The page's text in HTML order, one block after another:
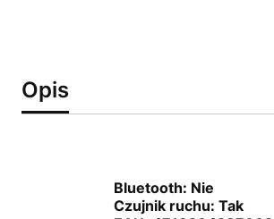
Opis
Bluetooth: Nie
Czujnik ruchu: Tak